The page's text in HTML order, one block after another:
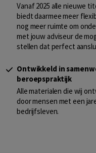
Vanaf 2025 alle nieuwe
biedt daarmee meer
nog meer ruimte om
met jouw adviseur de
stellen dat perfect
Ontwikkeld in
beroepspraktijk
Alle materialen die wij
door mensen met een
bedrijfsleven.